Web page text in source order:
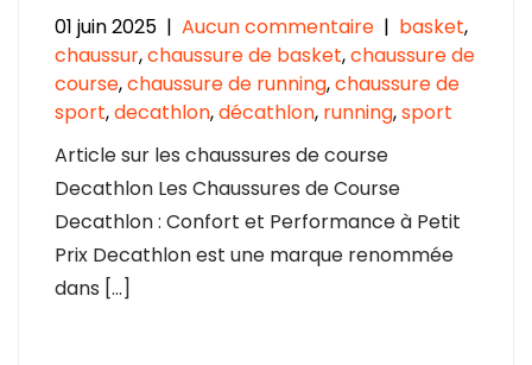
01 juin 2025 | Aucun commentaire | basket,
chaussur,chaussure de basket,chaussure de
course,chaussure de running,chaussure de
sport,decathlon,décathlon, running,sport
Article sur les chaussures de course
Decathlon Les Chaussures de Course
Decathlon : Confort et Performance à Petit
Prix Decathlon est une marque renommée
dans […]